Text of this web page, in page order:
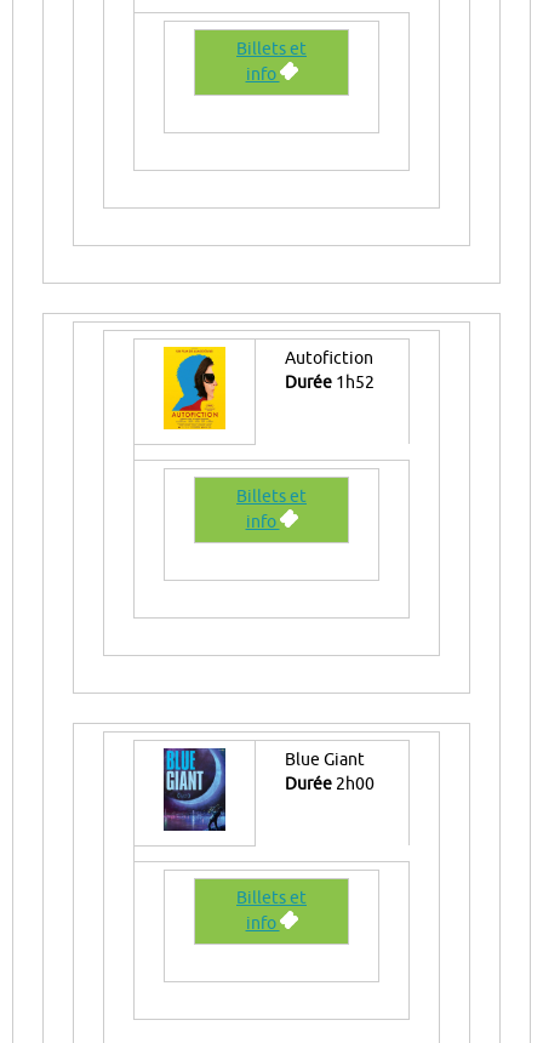
Billets et
info
Autofiction
Durée 1h52
Billets et
info
Blue Giant
Durée 2h00
Billets et
info